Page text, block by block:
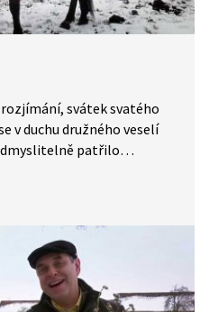
svátek svatého
v duchu družného veselí
patřilo